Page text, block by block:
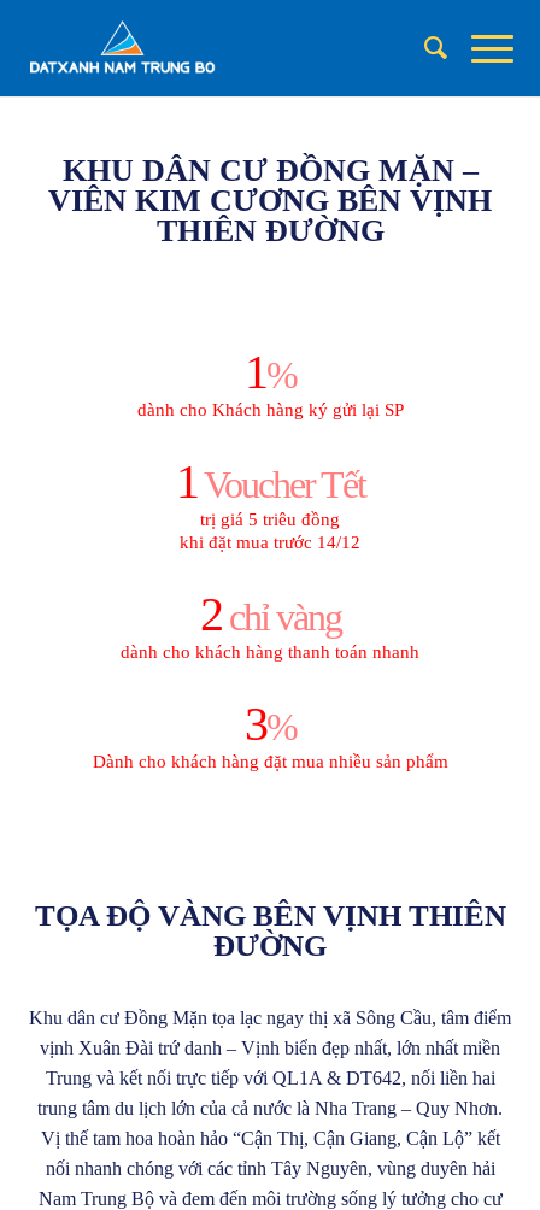
wordpress backend
KHU DÂN CƯ ĐỒNG MẶN–
VIÊN KIM CƯƠNG BÊN VỊNH
THIÊN ĐƯỜNG
1%
dành cho Khách hàng ký gửi lại SP
1Voucher Tết
trị giá 5 triêu đồng
khi đặt mua trước 14/12
2chỉ vàng
dành cho khách hàng thanh toán nhanh
3%
Dành cho khách hàng đặt mua nhiều sản phẩm
TỌA ĐỘ VÀNG BÊN VỊNH THIÊN
ĐƯỜNG
Khu dân cư Đồng Mặn tọa lạc ngay thị xã Sông Cầu, tâm điểm
vịnh Xuân Đài trứ danh – Vịnh biển đẹp nhất, lớn nhất miền
Trung và kết nối trực tiếp với QL1A & DT642, nối liền hai
trung tâm du lịch lớn của cả nước là Nha Trang – Quy Nhơn.
Vị thế tam hoa hoàn hảo “Cận Thị, Cận Giang, Cận Lộ” kết
nối nhanh chóng với các tỉnh Tây Nguyên, vùng duyên hải
Nam Trung Bộ và đem đến môi trường sống lý tưởng cho cư